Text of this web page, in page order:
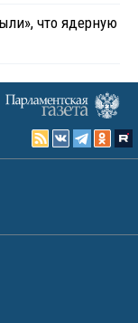
что ядерную